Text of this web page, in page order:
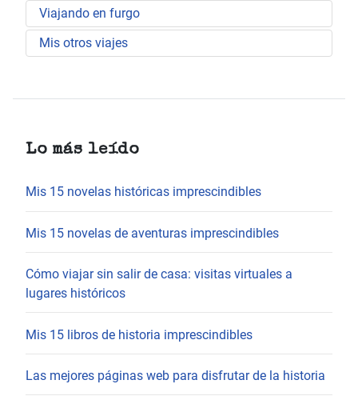
Viajando en furgo
Mis otros viajes
Lo más leído
Mis 15 novelas históricas imprescindibles
Mis 15 novelas de aventuras imprescindibles
Cómo viajar sin salir de casa: visitas virtuales a
lugares históricos
Mis 15 libros de historia imprescindibles
Las mejores páginas web para disfrutar de la historia